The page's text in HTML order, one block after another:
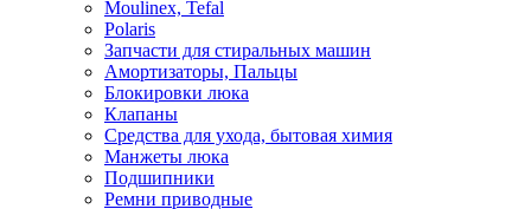
Moulinex, Tefal
Polaris
Запчасти для стиральных машин
Амортизаторы, Пальцы
Блокировки люка
Клапаны
Средства для ухода, бытовая химия
Манжеты люка
Подшипники
Ремни приводные